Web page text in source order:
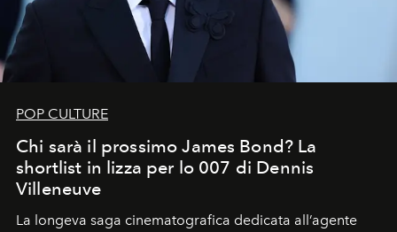
POP CULTURE
Chi sarà il prossimo James Bond? La
shortlist in lizza per lo 007 di Dennis
Villeneuve
La longeva saga cinematografica dedicata all’agente